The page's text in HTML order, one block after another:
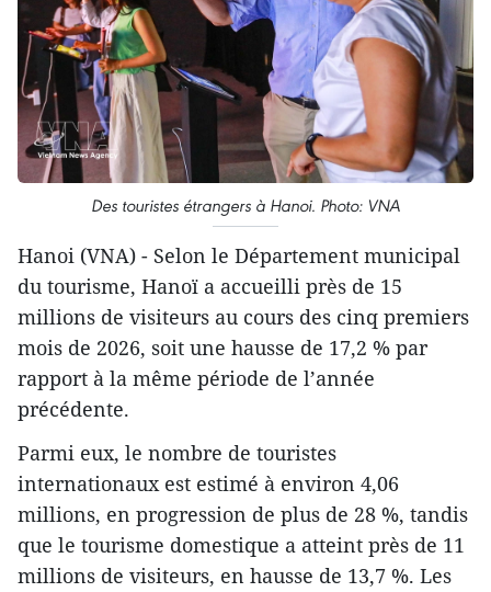
Des touristes étrangers à Hanoi. Photo: VNA
Hanoi (VNA) - Selon le Département municipal
du tourisme, Hanoï a accueilli près de 15
millions de visiteurs au cours des cinq premiers
mois de 2026, soit une hausse de 17,2 % par
rapport à la même période de l’année
précédente.
Parmi eux, le nombre de touristes
internationaux est estimé à environ 4,06
millions, en progression de plus de 28 %, tandis
que le tourisme domestique a atteint près de 11
millions de visiteurs, en hausse de 13,7 %. Les